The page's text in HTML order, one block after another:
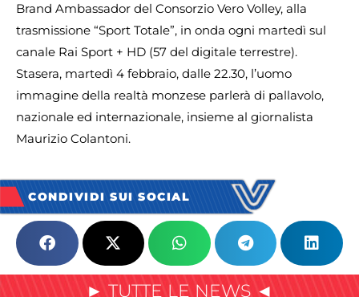
Brand Ambassador del Consorzio Vero Volley, alla
trasmissione “Sport Totale”, in onda ogni martedì sul
canale Rai Sport + HD (57 del digitale terrestre).
Stasera, martedì 4 febbraio, dalle 22.30, l’uomo
immagine della realtà monzese parlerà di pallavolo,
nazionale ed internazionale, insieme al giornalista
Maurizio Colantoni.
CONDIVIDI SUI SOCIAL
► TUTTE LE NEWS ◄